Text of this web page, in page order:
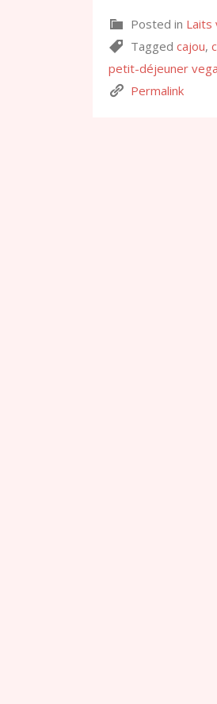
Posted in Laits
Tagged cajou,
petit-déjeuner
Permalink